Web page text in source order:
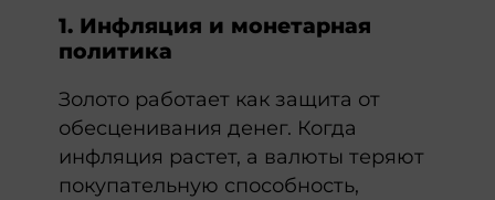
1. Инфляция и монетарная
политика
Золото работает как защита от
обесценивания денег. Когда
инфляция растет, а валюты теряют
покупательную способность,